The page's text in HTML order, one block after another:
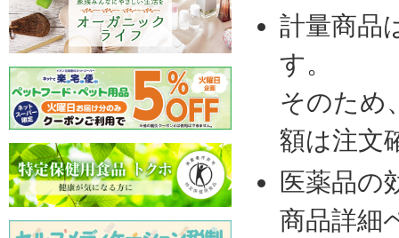
計量商品
す。
そのため
額は注文
医薬品の
商品詳細